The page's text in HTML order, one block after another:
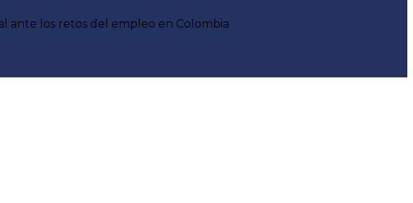
ante los retos del empleo en Colombia